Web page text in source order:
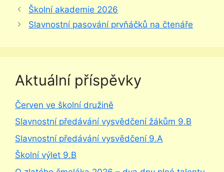
Školní akademie 2026
Slavnostní pasování prvňáčků na čtenáře
Aktuální příspěvky
Červen ve školní družině
Slavnostní předávání vysvědčení žákům 9.B
Slavnostní předávání vysvědčení 9.A
Školní výlet 9.B